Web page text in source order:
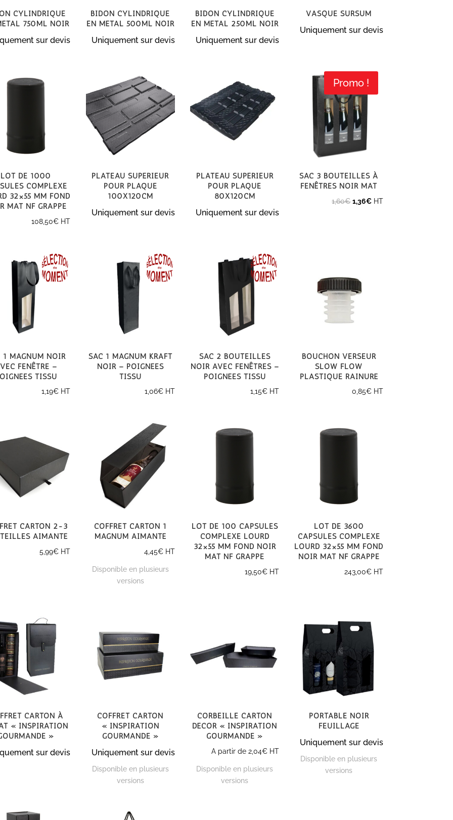
cylindrique
750ml noir
sur devis
Bidon cylindrique
en métal 500ml noir
Uniquement sur devis
Bidon cylindrique
en métal 250ml noir
Uniquement sur devis
Vasque Sursum
Uniquement sur devis
Lot de 1000
Complexe
32×55 mm Fond
mat NF GRAPPE
108,50€ HT
Plateau supérieur
pour plaque
100x120cm
Uniquement sur devis
Plateau supérieur
pour plaque
80x120cm
Uniquement sur devis
Promo !
Sac 3 bouteilles à
fenêtres noir mat
1,60€ Le
1,36€Le
HT
1 magnum noir
fenêtre –
tissu
1,19€ HT
Sac 1 magnum kraft
noir – poignées
tissu
1,06€ HT
Sac 2 bouteilles
noir avec fenêtres –
poignées tissu
1,15€ HT
Bouchon verseur
slow flow
plastique rainuré
0,85€ HT
carton 2-3
aimanté
5,99€ HT
Coffret carton 1
magnum aimanté
4,45€HT
Disponible en plusieurs
versions
Lot de 100 capsules
Complexe Lourd
32×55 mm Fond Noir
mat NF GRAPPE
19,50€ HT
Lot de 3600
capsules Complexe
Lourd 32×55 mm Fond
Noir mat NF GRAPPE
243,00€ HT
carton à
« Inspiration
»
sur devis
Coffret carton
« Inspiration
Gourmande »
Uniquement sur devis
Disponible en plusieurs
versions
Corbeille carton
décor « Inspiration
gourmande »
A partir de2,04€ HT
Disponible en plusieurs
versions
Portable noir
feuillage
Uniquement sur devis
Disponible en plusieurs
versions